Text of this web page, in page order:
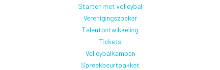
Starten met volleybal
Verenigingszoeker
Talentontwikkeling
Tickets
Volleybalkampen
Spreekbeurtpakket